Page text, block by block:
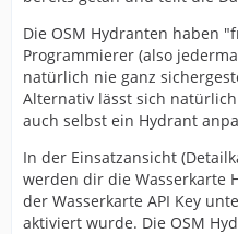
Daher meine Frage
- Woher stammen die
- Wo würden mir die
Wassekarte.info einpflegen
Danke für eure Hilfe
Die OSM Hydranten haben
Programmierer (also
natürlich nie ganz
Alternativ lässt sich
auch selbst ein Hydrant
In der Einsatzansicht
werden dir die Wasserkarte
der Wasserkarte API Key
aktiviert wurde. Die OSM